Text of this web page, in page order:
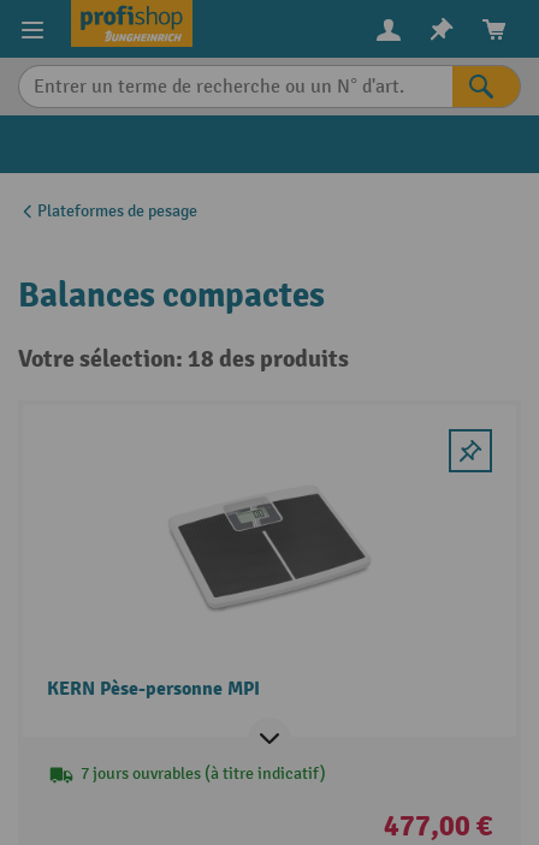
content
Plateformes de pesage
Balances compactes
Votre sélection: 18 des produits
KERN Pèse-personne MPI
7 jours ouvrables (à titre indicatif)
477,00 €